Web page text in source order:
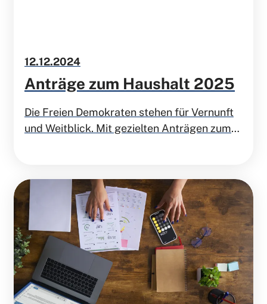
12.12.2024
Anträge zum Haushalt 2025
Die Freien Demokraten stehen für Vernunft
und Weitblick. Mit gezielten Anträgen zum
Verwaltungsstil verleihen.